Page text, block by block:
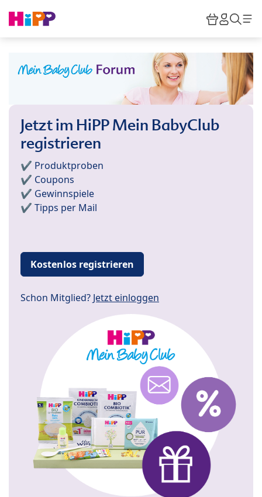
HiPP
Jetzt im HiPP Mein BabyClub
registrieren
✔️ Produktproben
✔️ Coupons
✔️ Gewinnspiele
✔️ Tipps per Mail
Kostenlos registrieren
Schon Mitglied? Jetzt einloggen